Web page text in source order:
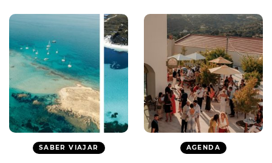
SABER VIAJAR AGENDA